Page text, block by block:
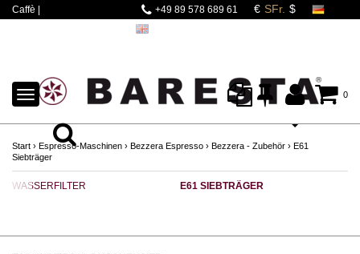
Caffè |
+49 89 578 689 61
0
TOGGLE
NAVIGATION
Start › Espresso-Maschinen › Bezzera Espresso › Bezzera - Zubehör › E61
Siebträger
WASSERFILTER E61 SIEBTRÄGER